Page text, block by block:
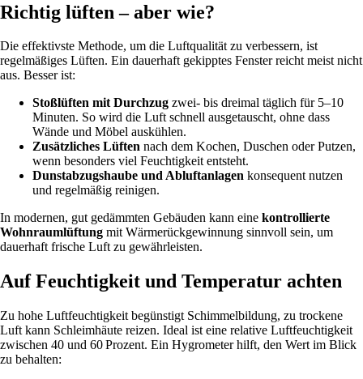
Richtig lüften – aber wie?
Die effektivste Methode, um die Luftqualität zu verbessern, ist
regelmäßiges Lüften. Ein dauerhaft gekipptes Fenster reicht meist nicht
aus. Besser ist:
Stoßlüften mit Durchzug zwei- bis dreimal täglich für 5–10
Minuten. So wird die Luft schnell ausgetauscht, ohne dass
Wände und Möbel auskühlen.
Zusätzliches Lüften nach dem Kochen, Duschen oder Putzen,
wenn besonders viel Feuchtigkeit entsteht.
Dunstabzugshaube und Abluftanlagen konsequent nutzen
und regelmäßig reinigen.
In modernen, gut gedämmten Gebäuden kann eine kontrollierte
Wohnraumlüftung mit Wärmerückgewinnung sinnvoll sein, um
dauerhaft frische Luft zu gewährleisten.
Auf Feuchtigkeit und Temperatur achten
Zu hohe Luftfeuchtigkeit begünstigt Schimmelbildung, zu trockene
Luft kann Schleimhäute reizen. Ideal ist eine relative Luftfeuchtigkeit
zwischen 40 und 60 Prozent. Ein Hygrometer hilft, den Wert im Blick
zu behalten: